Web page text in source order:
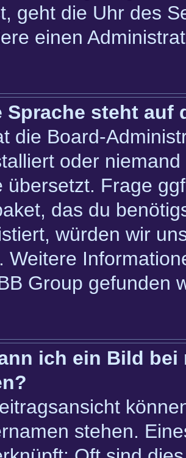
geht die Uhr des
einen
Sprache steht
die Board-
oder
übersetzt. Frage
das du
würden wir
Weitere
Group gefunden
ich ein Bild bei
stehen.